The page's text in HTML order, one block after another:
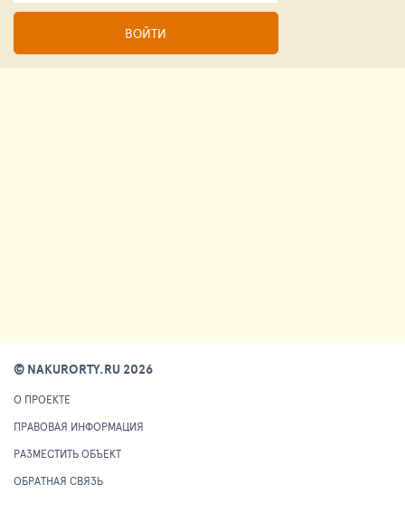
ВОЙТИ
© NAKURORTY.RU 2026
О ПРОЕКТЕ
ПРАВОВАЯ ИНФОРМАЦИЯ
РАЗМЕСТИТЬ ОБЪЕКТ
ОБРАТНАЯ СВЯЗЬ